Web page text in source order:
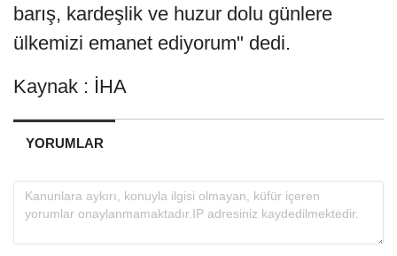
barış, kardeşlik ve huzur dolu günlere
ülkemizi emanet ediyorum" dedi.
Kaynak : İHA
YORUMLAR